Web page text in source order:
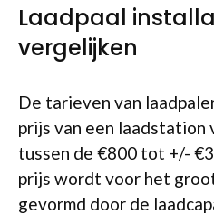
Laadpaal
vergelijken
De tarieven van
prijs van een laadstation
tussen de €800 tot +/-
prijs wordt voor het
gevormd door de